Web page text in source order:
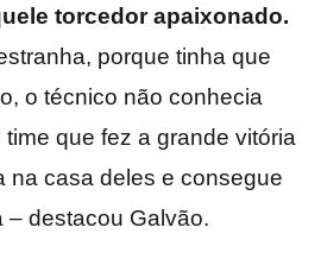
torcedor apaixonado.
porque tinha que
o técnico não conhecia
que fez a grande vitória
na casa deles e consegue
– destacou Galvão.